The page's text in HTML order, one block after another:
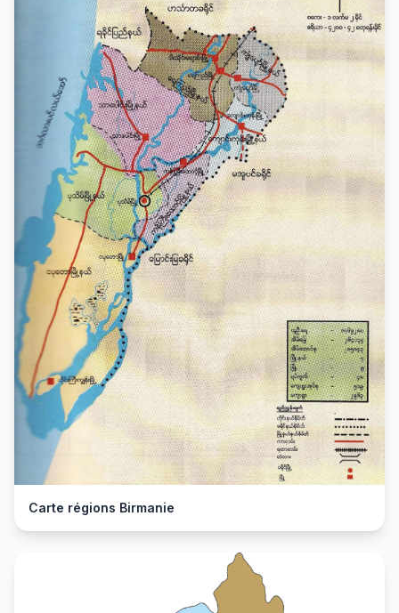
Carte régions Birmanie